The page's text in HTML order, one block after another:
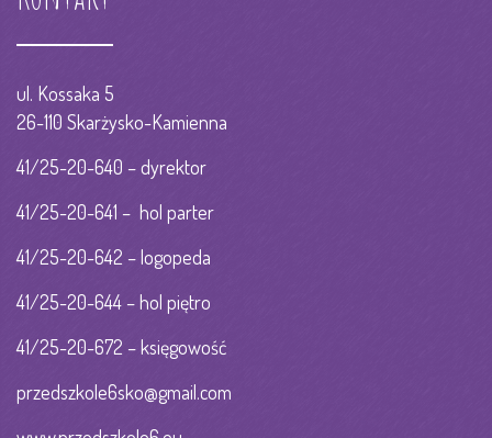
ul. Kossaka 5
26-110 Skarżysko-Kamienna
41/25-20-640 – dyrektor
41/25-20-641 – hol parter
41/25-20-642 – logopeda
41/25-20-644 – hol piętro
41/25-20-672 – księgowość
przedszkole6sko@gmail.com